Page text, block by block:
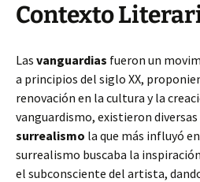
Contexto
Las vanguardias fueron un
a principios del siglo XX,
renovación en la cultura y la
vanguardismo, existieron
surrealismo la que más influyó
surrealismo buscaba la
el subconsciente del artista,